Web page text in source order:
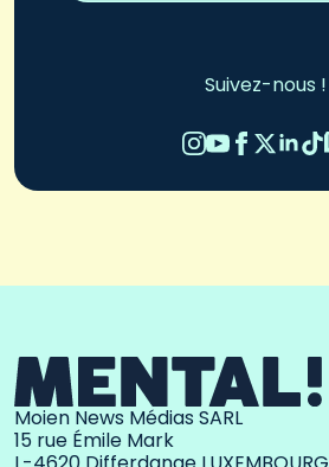
Suivez-nous !
Moien News Médias SARL
15 rue Émile Mark